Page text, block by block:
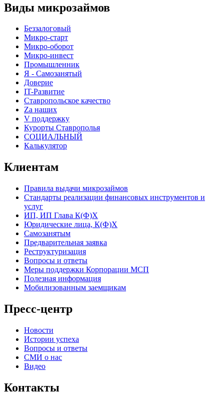
Виды микрозаймов
Беззалоговый
Микро-старт
Микро-оборот
Микро-инвест
Промышленник
Я - Самозанятый
Доверие
IT-Развитие
Ставропольское качество
Za наших
V поддержку
Курорты Ставрополья
СОЦИАЛЬНЫЙ
Калькулятор
Клиентам
Правила выдачи микрозаймов
Стандарты реализации финансовых инструментов и
услуг
ИП, ИП Глава К(Ф)Х
Юридические лица, К(Ф)Х
Самозанятым
Предварительная заявка
Реструктуризация
Вопросы и ответы
Меры поддержки Корпорации МСП
Полезная информация
Мобилизованным заемщикам
Пресс-центр
Новости
Истории успеха
Вопросы и ответы
СМИ о нас
Видео
Контакты